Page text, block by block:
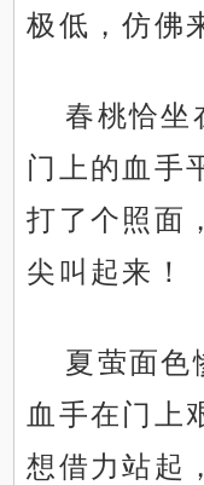
极低，仿佛
春桃恰坐
门上的血手
打了个照面
尖叫起来！
夏萤面色
血手在门上
想借力站起